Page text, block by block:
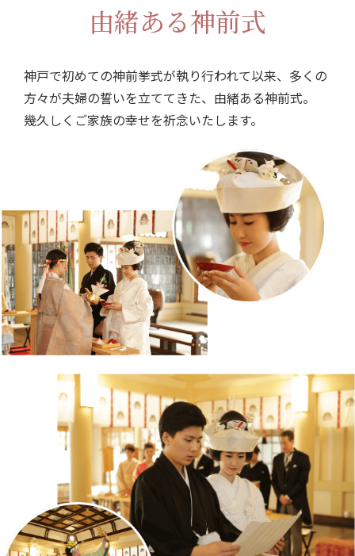
由緒ある神前式
神戸で初めての神前挙式が執り行われて以来、 多くの
方々が夫婦の誓いを立ててきた、由緒ある神前式。
幾久しくご家族の幸せを祈念いたします。